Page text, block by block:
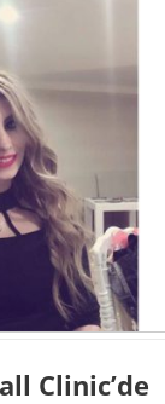
Clinic’de